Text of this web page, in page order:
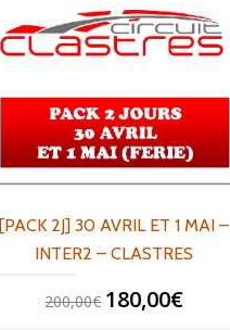
[PACK 2J] 30 AVRIL ET 1 MAI –
INTER2 – CLASTRES
200,00€ 180,00€